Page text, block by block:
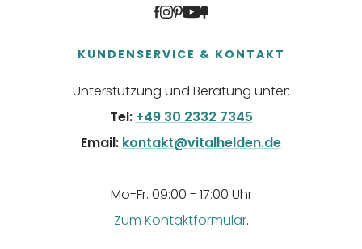
KUNDENSERVICE & KONTAKT
Unterstützung und Beratung unter:
Tel: +49 30 2332 7345
Email: kontakt@vitalhelden.de
Mo-Fr. 09:00 - 17:00 Uhr
Zum Kontaktformular.